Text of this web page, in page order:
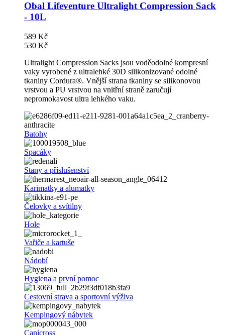
Obal Lifeventure Ultralight Compression Sack
- 10L
589 Kč
530 Kč
Ultralight Compression Sacks jsou voděodolné kompresní
vaky vyrobené z ultralehké 30D silikonizované odolné
tkaniny Cordura®. Vnější strana tkaniny se silikonovou
vrstvou a PU vrstvou na vnitřní straně zaručují
nepromokavost ultra lehkého vaku.
Batohy
Spacáky
Stany a příslušenství
Karimatky a alumatky
Čelovky a svítilny
Hole
Vařiče a kartuše
Nádobí
Hygiena a první pomoc
Cestovní strava a sportovní výživa
Kempingový nábytek
Canicross